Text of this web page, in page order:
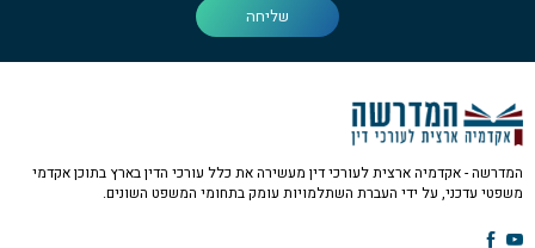
שליחה
המדרשה - אקדמיה ארצית לעורכי דין מעשירה את כלל עורכי הדין בארץ בתוכן אקדמי
משפטי עדכני, על ידי העברת השתלמויות עומק בתחומי המשפט השונים.